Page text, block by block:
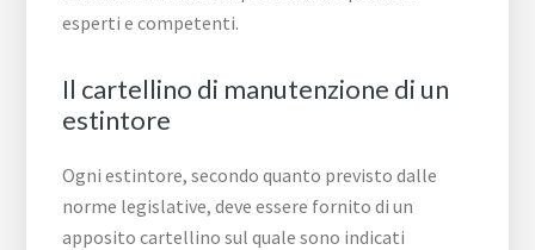
esperti e competenti.
Il cartellino di manutenzione di un
estintore
Ogni estintore, secondo quanto previsto dalle
norme legislative, deve essere fornito di un
apposito cartellino sul quale sono indicati